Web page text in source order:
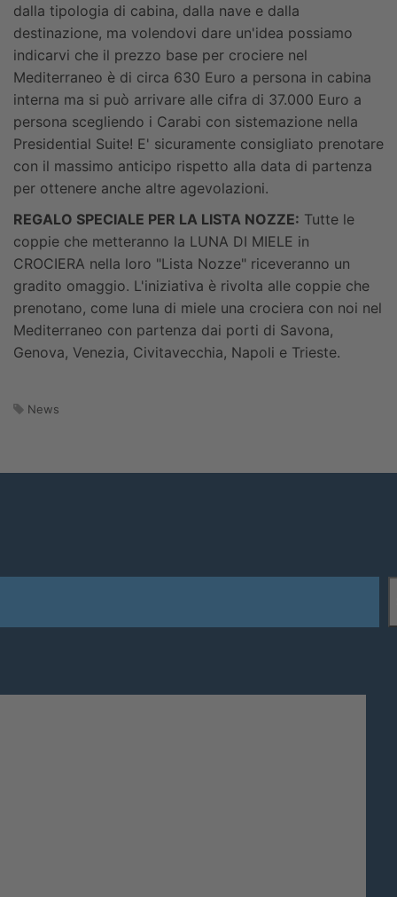
dalla tipologia di cabina, dalla nave e dalla
destinazione, ma volendovi dare un'idea possiamo
indicarvi che il prezzo base per crociere nel
Mediterraneo è di circa 630 Euro a persona in cabina
interna ma si può arrivare alle cifra di 37.000 Euro a
persona scegliendo i Carabi con sistemazione nella
Presidential Suite! E' sicuramente consigliato prenotare
con il massimo anticipo rispetto alla data di partenza
per ottenere anche altre agevolazioni.
REGALO SPECIALE PER LA LISTA NOZZE: Tutte le
coppie che metteranno la LUNA DI MIELE in
CROCIERA nella loro "Lista Nozze" riceveranno un
gradito omaggio. L'iniziativa è rivolta alle coppie che
prenotano, come luna di miele una crociera con noi nel
Mediterraneo con partenza dai porti di Savona,
Genova, Venezia, Civitavecchia, Napoli e Trieste.
News